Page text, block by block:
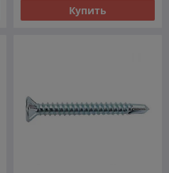
Купить